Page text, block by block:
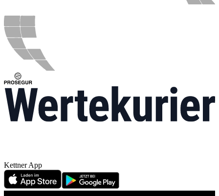
Kettner App